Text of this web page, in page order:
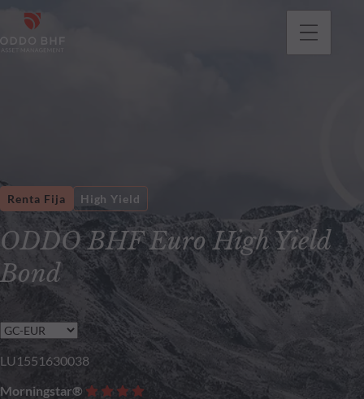
ODDO BHF Euro High Yield
Bond
Renta Fija High Yield
LU1551630038
Morningstar®